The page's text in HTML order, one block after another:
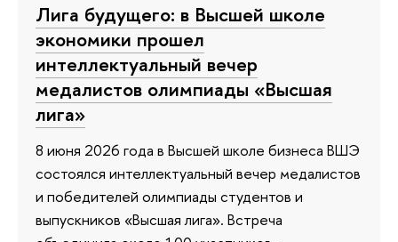
Лига будущего: в Высшей школе
экономики прошел
интеллектуальный вечер
медалистов олимпиады «Высшая
лига»
8 июня 2026 года в Высшей школе бизнеса ВШЭ
состоялся интеллектуальный вечер медалистов
и победителей олимпиады студентов и
выпускников «Высшая лига». Встреча